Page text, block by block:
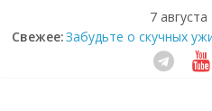
7 августа
Свежее:Забудьте о скучных
которое видит вашу
Небо зовёт: как